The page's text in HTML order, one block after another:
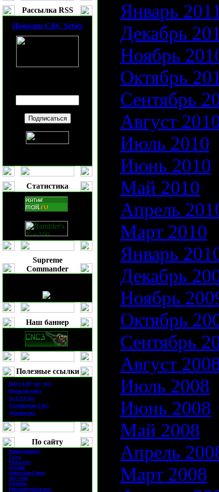
Рассылка RSS
Новости C&C Series
Статистика
Supreme
Commander
Наш баннер
Полезные ссылки
Патч 1.09 rus eng
Редактор карт
No EA Logo
ТелевидениеC&C
Демоверсия
По сайту
Разведданные
Поиск
Рассылка
Статьи
Обратная Связь
Top Sites
Опросы
Рекомендовать нас
Январь
Декабрь
Ноябрь
Октябрь
Сентябрь
Август
Июль 2010
Июнь 2010
Май 2010
Апрель
Март 2010
Январь
Декабрь
Ноябрь
Октябрь
Сентябрь
Август
Июль 2008
Июнь 2008
Май 2008
Апрель
Март 2008